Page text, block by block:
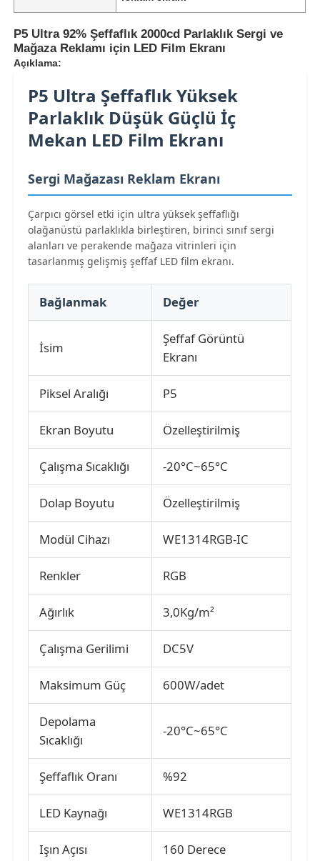
Ana Sayfa
Ürünler
Hakkımızda
Fabrika turu
Kalite kontrolü
Bize Ulaşın
Haberler
Bir İndirim İste
LED örgü ekran
LED örgü ekranı
LED şeffaf film ekranı
Şeffaf LED Ekran
Drone Uçan LED Ekran
holografik LED ekran
şeffaf ekran
P5 Ultra 92% Şeffaflık 2000cd Parlaklık Sergi ve
Mağaza Reklamı için LED Film Ekranı
Açıklama:
P5 Ultra Şeffaflık Yüksek
Parlaklık Düşük Güçlü İç
Mekan LED Film Ekranı
Sergi Mağazası Reklam Ekranı
Çarpıcı görsel etki için ultra yüksek şeffaflığı
olağanüstü parlaklıkla birleştiren, birinci sınıf sergi
alanları ve perakende mağaza vitrinleri için
tasarlanmış gelişmiş şeffaf LED film ekranı.
Bağlanmak Değer
İsim
Şeffaf Görüntü
Ekranı
Piksel Aralığı P5
Ekran Boyutu Özelleştirilmiş
Çalışma Sıcaklığı -20°C~65°C
Dolap Boyutu Özelleştirilmiş
Modül Cihazı WE1314RGB-IC
Renkler RGB
Ağırlık 3,0Kg/m²
Çalışma Gerilimi DC5V
Maksimum Güç 600W/adet
Depolama
Sıcaklığı
-20°C~65°C
Şeffaflık Oranı %92
LED Kaynağı WE1314RGB
Işın Açısı 160 Derece